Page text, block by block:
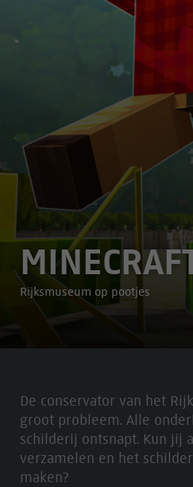
Rijksmuseum op pootjes
De conservator van het
groot probleem. Alle
schilderij ontsnapt. Kun jij
verzamelen en het
maken?